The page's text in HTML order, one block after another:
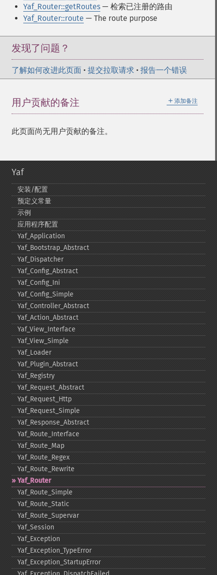
Yaf_Router::getRoutes — 检索已注册的路由
Yaf_Router::route — The route purpose
发现了问题？
了解如何改进此页面 • 提交拉取请求 • 报告一个错误
＋ 添加备注
用户贡献的备注
此页面尚无用户贡献的备注。
Yaf
安装/配置
预定义常量
示例
应用程序配置
Yaf_​Application
Yaf_​Bootstrap_​Abstract
Yaf_​Dispatcher
Yaf_​Config_​Abstract
Yaf_​Config_​Ini
Yaf_​Config_​Simple
Yaf_​Controller_​Abstract
Yaf_​Action_​Abstract
Yaf_​View_​Interface
Yaf_​View_​Simple
Yaf_​Loader
Yaf_​Plugin_​Abstract
Yaf_​Registry
Yaf_​Request_​Abstract
Yaf_​Request_​Http
Yaf_​Request_​Simple
Yaf_​Response_​Abstract
Yaf_​Route_​Interface
Yaf_​Route_​Map
Yaf_​Route_​Regex
Yaf_​Route_​Rewrite
Yaf_​Router
Yaf_​Route_​Simple
Yaf_​Route_​Static
Yaf_​Route_​Supervar
Yaf_​Session
Yaf_​Exception
Yaf_​Exception_​TypeError
Yaf_​Exception_​StartupError